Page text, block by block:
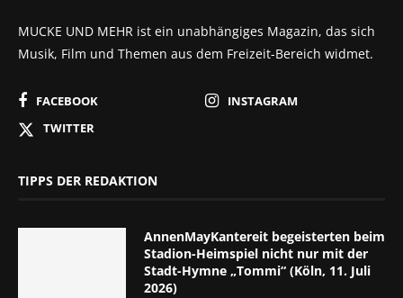
MUCKE UND MEHR ist ein unabhängiges Magazin, das sich
Musik, Film und Themen aus dem Freizeit-Bereich widmet.
FACEBOOK
INSTAGRAM
TWITTER
TIPPS DER REDAKTION
AnnenMayKantereit begeisterten beim
Stadion-Heimspiel nicht nur mit der
Stadt-Hymne „Tommi“ (Köln, 11. Juli
2026)